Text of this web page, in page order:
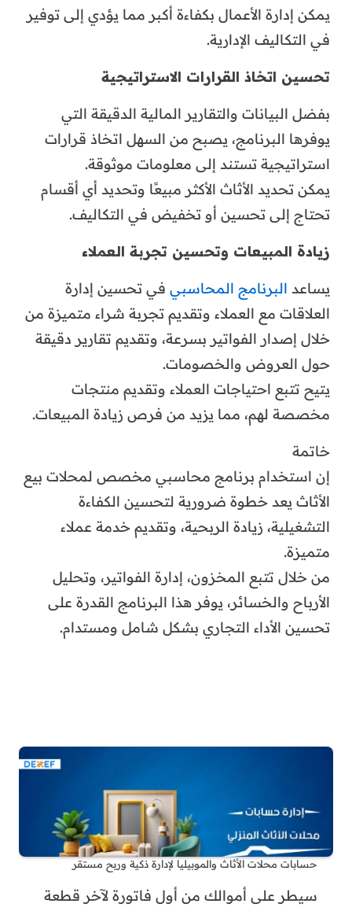
يمكن إدارة الأعمال بكفاءة أكبر مما يؤدي إلى توفير
في التكاليف الإدارية.
تحسين اتخاذ القرارات الاستراتيجية
بفضل البيانات والتقارير المالية الدقيقة التي
يوفرها البرنامج، يصبح من السهل اتخاذ قرارات
استراتيجية تستند إلى معلومات موثوقة.
يمكن تحديد الأثاث الأكثر مبيعًا وتحديد أي أقسام
تحتاج إلى تحسين أو تخفيض في التكاليف.
زيادة المبيعات وتحسين تجربة العملاء
يساعد البرنامج المحاسبي في تحسين إدارة
العلاقات مع العملاء وتقديم تجربة شراء متميزة من
خلال إصدار الفواتير بسرعة، وتقديم تقارير دقيقة
حول العروض والخصومات.
يتيح تتبع احتياجات العملاء وتقديم منتجات
مخصصة لهم، مما يزيد من فرص زيادة المبيعات.
خاتمة
إن استخدام برنامج محاسبي مخصص لمحلات بيع
الأثاث يعد خطوة ضرورية لتحسين الكفاءة
التشغيلية، زيادة الربحية، وتقديم خدمة عملاء
متميزة.
من خلال تتبع المخزون، إدارة الفواتير، وتحليل
الأرباح والخسائر، يوفر هذا البرنامج القدرة على
تحسين الأداء التجاري بشكل شامل ومستدام.
حسابات محلات الأثاث والموبيليا لإدارة ذكية وربح مستقر
سيطر على أموالك من أول فاتورة لآخر قطعة